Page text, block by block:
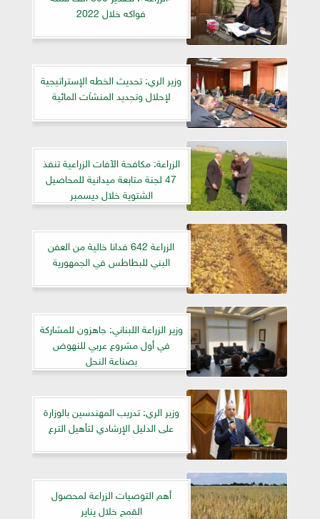
فواكه خلال 2022
وزير الري: تحديث الخطه الإستراتيجية
لإحلال وتجديد المنشآت المائية
الزراعة: مكافحة الآفات الزراعية تنفذ
47 لجنة متابعة ميدانية للمحاصيل
الشتوية خلال ديسمبر
الزراعة 642 فدانا خالية من العفن
البني للبطاطس في الجمهورية
وزير الزراعة اللبناني: جاهزون للمشاركة
في أول مشروع عربي للنهوض
بصناعة النحل
وزير الري: تدريب المهندسين بالوزارة
على الدليل الإرشادي لتأهيل الترع
أهم التوصيات الزراعة لمحصول
القمح خلال يناير